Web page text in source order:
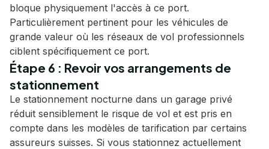
bloque physiquement l'accès à ce port.
Particulièrement pertinent pour les véhicules de
grande valeur où les réseaux de vol professionnels
ciblent spécifiquement ce port.
Étape 6 : Revoir vos arrangements de
stationnement
Le stationnement nocturne dans un garage privé
réduit sensiblement le risque de vol et est pris en
compte dans les modèles de tarification par certains
assureurs suisses. Si vous stationnez actuellement